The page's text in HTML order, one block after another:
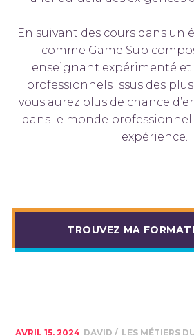
En suivant des cours dans un
comme Game Sup
enseignant expérimenté et
professionnels issus des
vous aurez plus de chance
dans le monde
expérience.
TROUVEZ MA
AVRIL 15, 2024 DAVID LES MÉTIERS